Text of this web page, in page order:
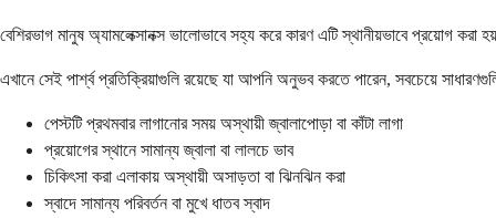
বেশিরভাগ মানুষ অ্যামলেক্সানক্স ভালোভাবে সহ্য করে কারণ এটি স্থানীয়ভাবে প্রয়োগ
এখানে সেই পার্শ্ব প্রতিক্রিয়াগুলি রয়েছে যা আপনি অনুভব করতে পারেন, সবচেয়ে
পেস্টটি প্রথমবার লাগানোর সময় অস্থায়ী জ্বালাপোড়া বা কাঁটা লাগা
প্রয়োগের স্থানে সামান্য জ্বালা বা লালচে ভাব
চিকিৎসা করা এলাকায় অস্থায়ী অসাড়তা বা ঝিনঝিন করা
স্বাদে সামান্য পরিবর্তন বা মুখে ধাতব স্বাদ